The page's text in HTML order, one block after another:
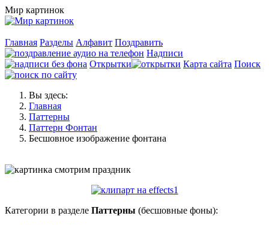
Мир картинок
Главная Разделы Алфавит Поздравить
Надписи
Открытки
Карта сайта Поиск
Вы здесь:
Главная
Паттерны
Паттерн Фонтан
Бесшовное изображение фонтана
Категории в разделе Паттерны (бесшовные фоны):